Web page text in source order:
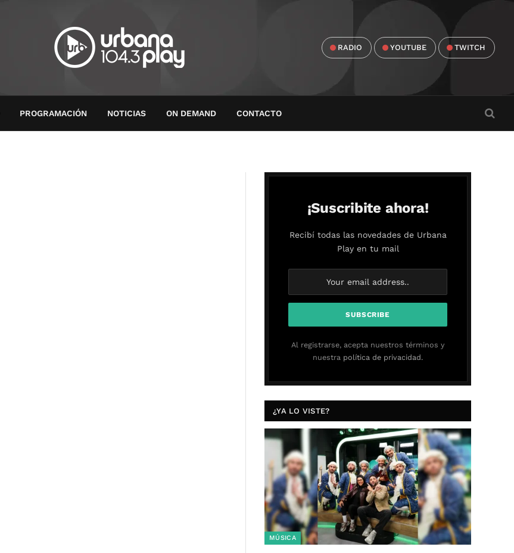
RADIO YOUTUBE TWITCH
PROGRAMACIÓN NOTICIAS ON DEMAND CONTACTO
¡Suscribite ahora!
Recibí todas las novedades de Urbana
Play en tu mail
Al registrarse, acepta nuestros términos y
nuestra política de privacidad.
¿YA LO VISTE?
MÚSICA